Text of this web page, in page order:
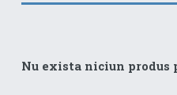
Nu exista niciun produs